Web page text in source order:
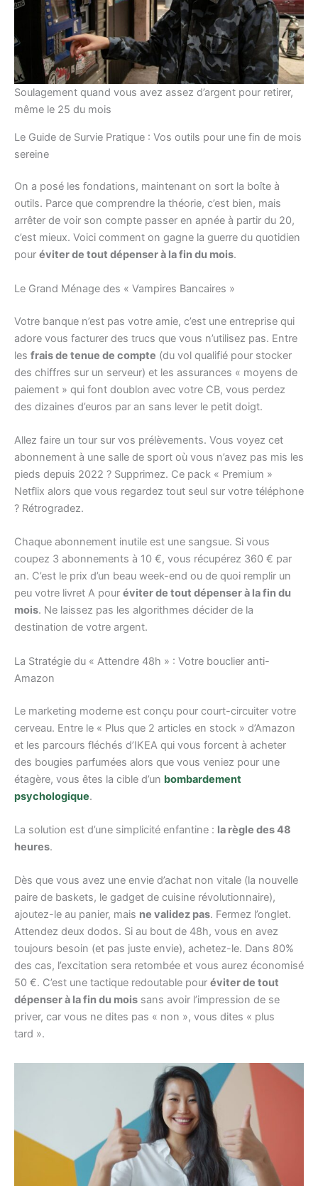
Soulagement quand vous avez assez d’argent pour retirer,
même le 25 du mois
Le Guide de Survie Pratique : Vos outils pour une fin de mois
sereine
On a posé les fondations, maintenant on sort la boîte à
outils. Parce que comprendre la théorie, c’est bien, mais
arrêter de voir son compte passer en apnée à partir du 20,
c’est mieux. Voici comment on gagne la guerre du quotidien
pour éviter de tout dépenser à la fin du mois.
Le Grand Ménage des « Vampires Bancaires »
Votre banque n’est pas votre amie, c’est une entreprise qui
adore vous facturer des trucs que vous n’utilisez pas. Entre
les frais de tenue de compte (du vol qualifié pour stocker
des chiffres sur un serveur) et les assurances « moyens de
paiement » qui font doublon avec votre CB, vous perdez
des dizaines d’euros par an sans lever le petit doigt.
Allez faire un tour sur vos prélèvements. Vous voyez cet
abonnement à une salle de sport où vous n’avez pas mis les
pieds depuis 2022 ? Supprimez. Ce pack « Premium »
Netflix alors que vous regardez tout seul sur votre téléphone
? Rétrogradez.
Chaque abonnement inutile est une sangsue. Si vous
coupez 3 abonnements à 10 €, vous récupérez 360 € par
an. C’est le prix d’un beau week-end ou de quoi remplir un
peu votre livret A pour éviter de tout dépenser à la fin du
mois. Ne laissez pas les algorithmes décider de la
destination de votre argent.
La Stratégie du « Attendre 48h » : Votre bouclier anti-
Amazon
Le marketing moderne est conçu pour court-circuiter votre
cerveau. Entre le « Plus que 2 articles en stock » d’Amazon
et les parcours fléchés d’IKEA qui vous forcent à acheter
des bougies parfumées alors que vous veniez pour une
étagère, vous êtes la cible d’un bombardement
psychologique.
La solution est d’une simplicité enfantine : la règle des 48
heures.
Dès que vous avez une envie d’achat non vitale (la nouvelle
paire de baskets, le gadget de cuisine révolutionnaire),
ajoutez-le au panier, mais ne validez pas. Fermez l’onglet.
Attendez deux dodos. Si au bout de 48h, vous en avez
toujours besoin (et pas juste envie), achetez-le. Dans 80%
des cas, l’excitation sera retombée et vous aurez économisé
50 €. C’est une tactique redoutable pour éviter de tout
dépenser à la fin du mois sans avoir l’impression de se
priver, car vous ne dites pas « non », vous dites « plus
tard ».